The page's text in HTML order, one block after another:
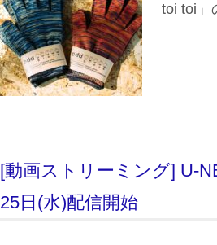
toi toi」
[動画ストリーミング] U-
25日(水)配信開始